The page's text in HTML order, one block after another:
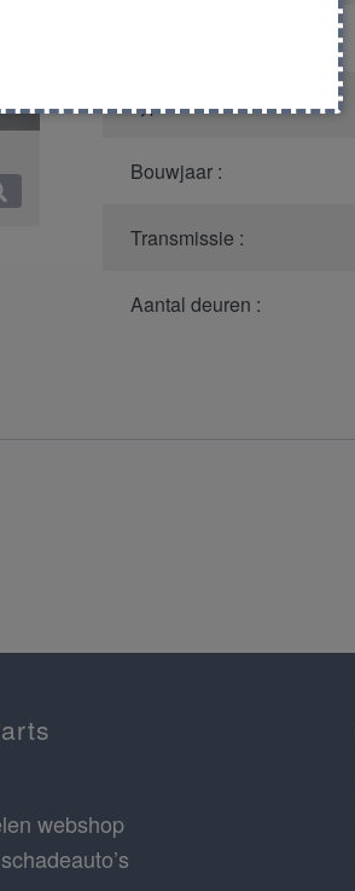
Type :
Bouwjaar :
Transmissie :
Aantal deuren :
webshop